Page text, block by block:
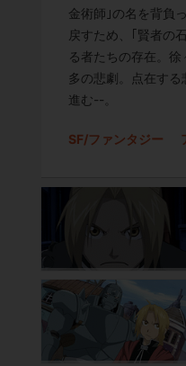
金術師｣の名を背負
戻すため、｢賢者の
る者たちの存在。
多の悲劇。点在す
進む--。
SF/ファンタジー